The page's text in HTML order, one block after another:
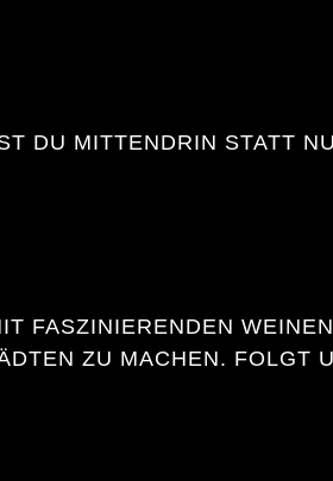
DU MITTENDRIN STATT
FASZINIERENDEN
ZU MACHEN. FOLGT